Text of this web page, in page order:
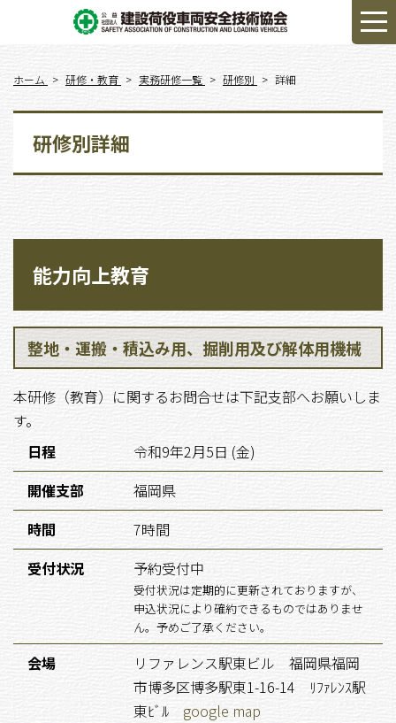
ホーム 研修・教育 実務研修一覧 研修別 詳細
研修別詳細
能力向上教育
整地・運搬・積込み用、掘削用及び解体用機械
本研修（教育）に関するお問合せは下記支部へお願いしま
す。
日程
令和9年2月5日 (金)
開催支部
福岡県
時間
7時間
受付状況
予約受付中
受付状況は定期的に更新されておりますが、
申込状況により確約できるものではありませ
ん。予めご了承ください。
会場
リファレンス駅東ビル 福岡県福岡
市博多区博多駅東1-16-14 ﾘﾌｧﾚﾝｽ駅
東ﾋﾞﾙ google map